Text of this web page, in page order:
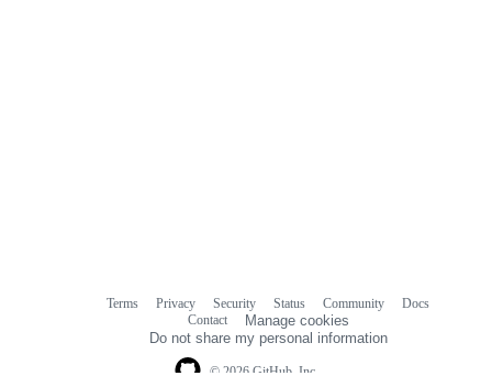
© 2026 GitHub, Inc.
Terms Privacy Security Status Community
Docs
Contact
Manage cookies
Do not share my personal information